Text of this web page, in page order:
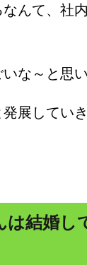
なんて、社
な～と思い
展してい
は結婚し